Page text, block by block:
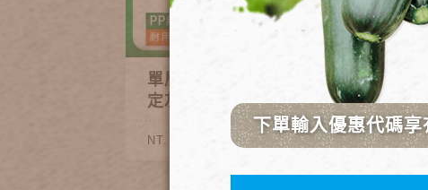
單層種植箱架高排水款-限
定灰
NT. 270~410